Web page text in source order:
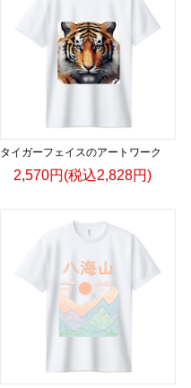
タイガーフェイスのアートワーク
2,570円(税込2,828円)